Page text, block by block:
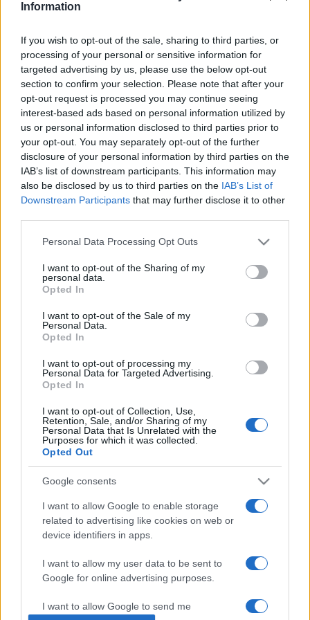
Information
If you wish to opt-out of the sale, sharing to third parties, or
processing of your personal or sensitive information for
targeted advertising by us, please use the below opt-out
section to confirm your selection. Please note that after your
opt-out request is processed you may continue seeing
interest-based ads based on personal information utilized by
us or personal information disclosed to third parties prior to
your opt-out. You may separately opt-out of the further
disclosure of your personal information by third parties on the
IAB’s list of downstream participants. This information may
also be disclosed by us to third parties on the IAB’s List of
Downstream Participants that may further disclose it to other
Please note that this website/app uses one or more Google
not limited to your visit or usage behaviour. You may click to
grant or deny consent to Google and its third-party tags to
use your data for below specified purposes in below Google
consent section.
Personal Data Processing Opt Outs
I want to opt-out of the Sharing of my
personal data.
Opted In
I want to opt-out of the Sale of my
Personal Data.
Opted In
I want to opt-out of processing my
Personal Data for Targeted Advertising.
Opted In
I want to opt-out of Collection, Use,
Retention, Sale, and/or Sharing of my
Personal Data that Is Unrelated with the
Purposes for which it was collected.
Opted Out
Google consents
I want to allow Google to enable storage
related to advertising like cookies on web or
device identifiers in apps.
I want to allow my user data to be sent to
Google for online advertising purposes.
I want to allow Google to send me
vezényelte. Pályája során rendszeresen foglalkozott
a pécsi Jeunesses Musicales nemzetközi zenekari
táborában csakúgy, mint az Alberta-beli Banffban
megrendezett Kanadai Ifjúsági Zenekarok Fesztiváljain, de
svájci és skóciai Ifjúsági Zenekari Fesztiválokra is hívták
vendégkarmesternek.
1991 óta élt Kanadában, ahol a Victoriai Szimfonikus Zenekar,
a CBC Vancouveri Zenekara, az Edmontoni Szimfonikusok, a
Victoriai Nemzetközi Fesztiválzenekar, a Victoriai Várpsi
vendégkarmestereként dolgozott. 1995 tavaszán
vezényelte első alkalommal a Victoriai Ifjúsági Zenekart,
majd szeptemberben a Victoriai Egyetem művészeként, az
karmestere lett, 1998-ban pedig a Victoriai Ifjúsági Zenekar
zeneigazgatójának nevezték ki.
Több mint harminc lemez fűződik a nevéhez, Bartók
parasztdalokfelvétele a Bartók teljes sorozat része, a
lemezt a Hi-Fi News magazin az év öt legjobb felvétele
közé választotta, de a Grand Prix Nationale du Disque Arthur
Honegger-díját is elnyerte. Itthon Liszt-díjjal és Érdemes
művészi címmel tüntették ki. A Győri Filharmonikus Zenekar
saját halottjának tekinti Sándor Jánost, aki május 14-én hunyt
el hosszan tartó betegség után.